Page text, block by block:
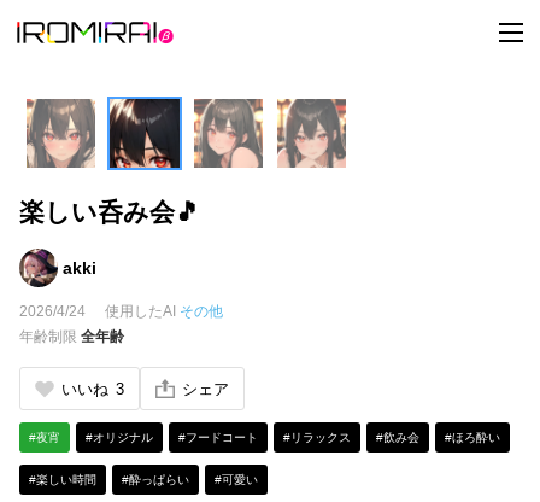
t
o
楽しい呑み会🎵
akki
2026/4/24 使用したAI その他
年齢制限 全年齢
いいね 3 シェア
#夜宵 #オリジナル #フードコート #リラックス #飲み会 #ほろ酔い
#楽しい時間 #酔っぱらい #可愛い